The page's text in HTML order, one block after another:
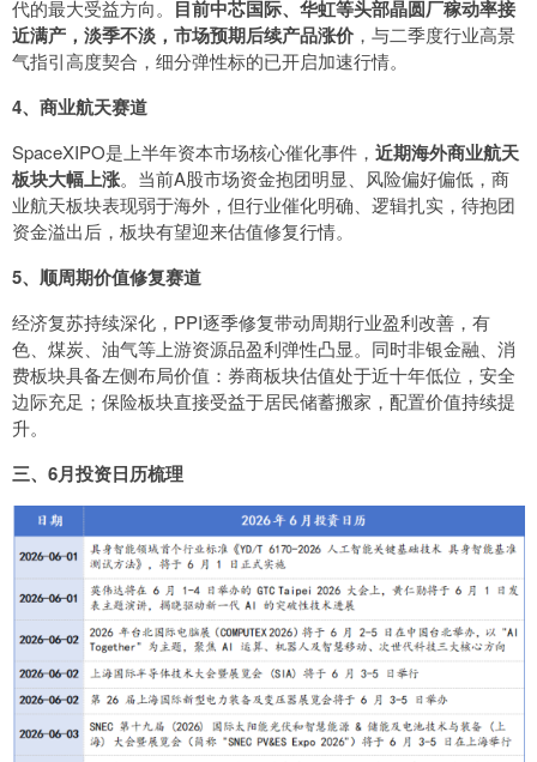
代的最大受益方向。 目前中芯国际、华虹等头部晶圆厂稼动率接
近满产，淡季不淡，市场预期后续产品涨价 ，与二季度行业高景
气指引高度契合，细分弹性标的已开启加速行情。
4、商业航天赛道
SpaceXIPO是上半年资本市场核心催化事件， 近期海外商业航天
板块大幅上涨。当前A股市场资金抱团明显、风险偏好偏低，商
业航天板块表现弱于海外，但行业催化明确、逻辑扎实，待抱团
资金溢出后，板块有望迎来估值修复行情。
5、顺周期价值修复赛道
经济复苏持续深化，PPI逐季修复带动周期行业盈利改善，有
色、煤炭、油气等上游资源品盈利弹性凸显。同时非银金融、消
费板块具备左侧布局价值：券商板块估值处于近十年低位，安全
边际充足；保险板块直接受益于居民储蓄搬家，配置价值持续提
升。
三、6月投资日历梳理